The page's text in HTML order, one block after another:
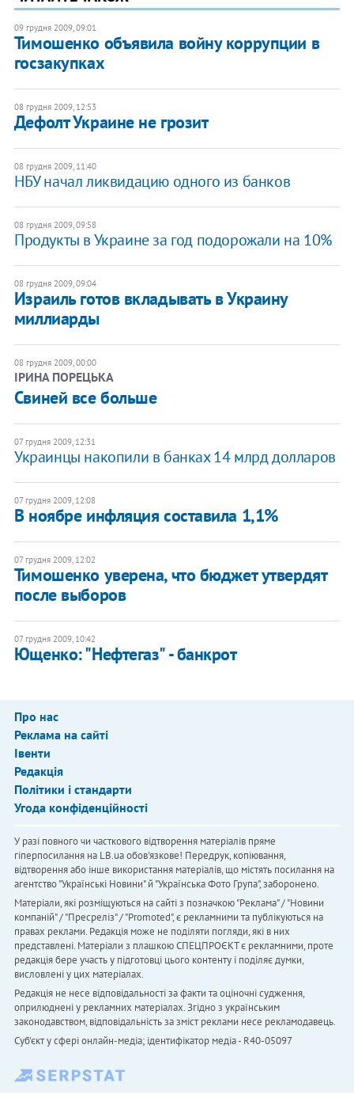
09 грудня 2009, 09:01
Тимошенко объявила войну коррупции в
госзакупках
08 грудня 2009, 12:53
Дефолт Украине не грозит
08 грудня 2009, 11:40
НБУ начал ликвидацию одного из банков
08 грудня 2009, 09:58
Продукты в Украине за год подорожали на 10%
08 грудня 2009, 09:04
Израиль готов вкладывать в Украину
миллиарды
08 грудня 2009, 00:00
ІРИНА ПОРЕЦЬКА
Свиней все больше
07 грудня 2009, 12:31
Украинцы накопили в банках 14 млрд долларов
07 грудня 2009, 12:08
В ноябре инфляция составила 1,1%
07 грудня 2009, 12:02
Тимошенко уверена, что бюджет утвердят
после выборов
07 грудня 2009, 10:42
Ющенко: "Нефтегаз" - банкрот
Про нас
Реклама на сайті
Івенти
Редакція
Політики і стандарти
Угода конфіденційності
У разі повного чи часткового відтворення матеріалів пряме
гіперпосилання на LB.ua обов'язкове! Передрук, копіювання,
відтворення або інше використання матеріалів, що містять посилання на
агентство "Українськi Новини" й "Українська Фото Група", заборонено.
Матеріали, які розміщуються на сайті з позначкою "Реклама" / "Новини
компаній" / "Пресреліз" / "Promoted", є рекламними та публікуються на
правах реклами. Редакція може не поділяти погляди, які в них
представлені. Матеріали з плашкою СПЕЦПРОЄКТ є рекламними, проте
редакція бере участь у підготовці цього контенту і поділяє думки,
висловлені у цих матеріалах.
Редакція не несе відповідальності за факти та оціночні судження,
оприлюднені у рекламних матеріалах. Згідно з українським
законодавством, відповідальність за зміст реклами несе рекламодавець.
Cуб'єкт у сфері онлайн-медіа; ідентифікатор медіа - R40-05097